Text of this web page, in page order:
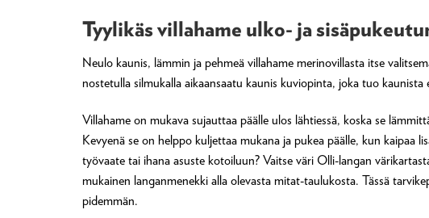
Tyylikäs villahame ulko- ja
Neulo kaunis, lämmin ja pehmeä villahame merinovillasta itse
nostetulla silmukalla aikaansaatu kaunis kuviopinta, joka tuo kaunista
Villahame on mukava sujauttaa päälle ulos lähtiessä, koska se
Kevyenä se on helppo kuljettaa mukana ja pukea päälle, kun kaipaa
työvaate tai ihana asuste kotoiluun? Vaitse väri Olli-langan
mukainen langanmenekki alla olevasta mitat-taulukosta. Tässä
pidemmän.